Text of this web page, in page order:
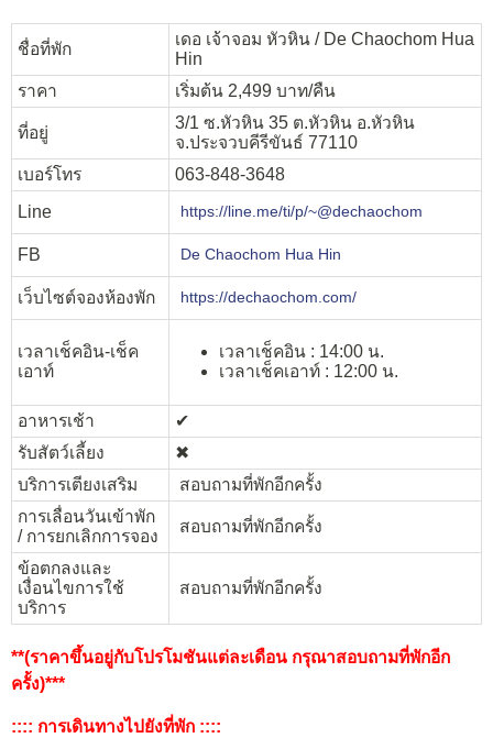
ชื่อที่พัก
เดอ เจ้าจอม หัวหิน / De Chaochom Hua
Hin
ราคา
เริ่มต้น 2,499 บาท/คืน
ที่อยู่
3/1 ซ.หัวหิน 35 ต.หัวหิน อ.หัวหิน
จ.ประจวบคีรีขันธ์ 77110
เบอร์โทร
063-848-3648
Line
https://line.me/ti/p/~@dechaochom
FB De Chaochom Hua Hin
เว็บไซต์จองห้องพัก https://dechaochom.com/
เวลาเช็คอิน-เช็ค
เอาท์
เวลาเช็คอิน : 14:00 น.
เวลาเช็คเอาท์ : 12:00 น.
อาหารเช้า
✔︎
รับสัตว์เลี้ยง
✖︎
บริการเตียงเสริม
สอบถามที่พักอีกครั้ง
การเลื่อนวันเข้าพัก
/ การยกเลิกการจอง
สอบถามที่พักอีกครั้ง
ข้อตกลงและ
เงื่อนไขการใช้
บริการ
สอบถามที่พักอีกครั้ง
**(ราคาขึ้นอยู่กับโปรโมชันแต่ละเดือน กรุณาสอบถามที่พักอีก
ครั้ง)***
:::: การเดินทางไปยังที่พัก ::::